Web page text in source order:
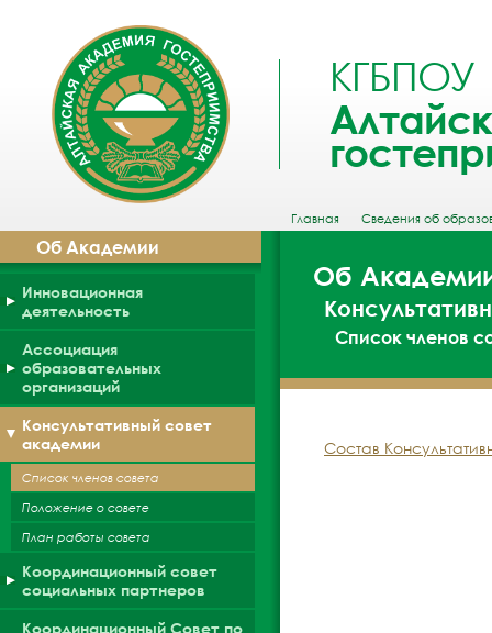
КГБПОУ
Главная Сведения об
Об Академии
Инновационная
деятельность
Ассоциация
образовательных
организаций
Консультативный совет
академии
Список членов совета
Положение о совете
План работы совета
Координационный совет
социальных партнеров
Координационный Совет по
Об
Список членов
Состав